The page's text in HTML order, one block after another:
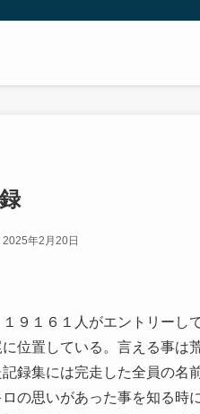
2025年2月20日
９１６１人がエントリーし
位置している。言える事は
録集には完走した全員の名
の思いがあった事を知る時